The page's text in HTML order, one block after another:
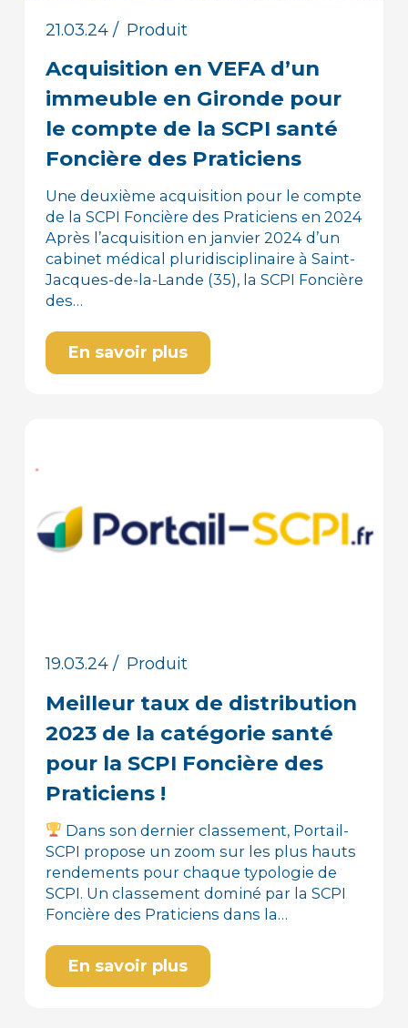
21.03.24/ Produit
Acquisition en VEFA d’un
immeuble en Gironde pour
le compte de la SCPI santé
Foncière des Praticiens
Une deuxième acquisition pour le compte
de la SCPI Foncière des Praticiens en 2024
Après l’acquisition en janvier 2024 d’un
cabinet médical pluridisciplinaire à Saint-
Jacques-de-la-Lande (35), la SCPI Foncière
des…
En savoir plus
19.03.24/ Produit
Meilleur taux de distribution
2023 de la catégorie santé
pour la SCPI Foncière des
Praticiens !
Dans son dernier classement, Portail-
SCPI propose un zoom sur les plus hauts
rendements pour chaque typologie de
SCPI. Un classement dominé par la SCPI
Foncière des Praticiens dans la…
En savoir plus